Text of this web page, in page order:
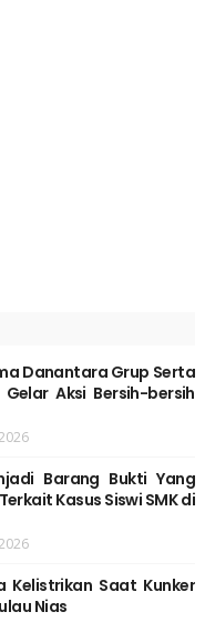
Danantara Grup Serta
Aksi Bersih-bersih
Barang Bukti Yang
Kasus Siswi SMK di
Kelistrikan Saat Kunker
Nias